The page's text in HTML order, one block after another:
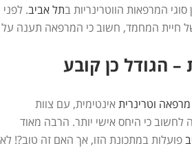
המרפאות הווטרינריות בתל אביב. לפני
חיית המחמד, חשוב כי המרפאה תענה על
– הגודל כן קובע
מרפאה וטרינרית אינטימית, עם צוות
לחשוב כי היחס אישי יותר. הרבה מאוד
פועלות במתכונת הזו, אך האם זה טוב?! לא